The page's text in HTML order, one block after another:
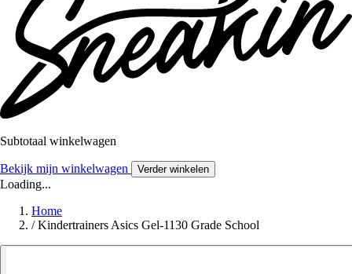
Subtotaal winkelwagen
Bekijk mijn winkelwagen Verder winkelen
Loading...
Home
/ Kindertrainers Asics Gel-1130 Grade School